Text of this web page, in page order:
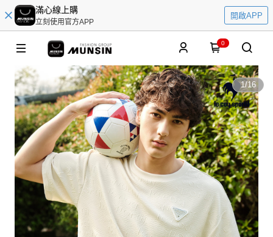
滿心線上購
立刻使用官方APP
開啟APP
0
1/16